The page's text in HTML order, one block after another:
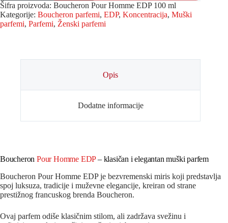
Šifra proizvoda: Boucheron Pour Homme EDP 100 ml
Kategorije: Boucheron parfemi, EDP, Koncentracija, Muški
parfemi, Parfemi, Ženski parfemi
Opis
Dodatne informacije
Boucheron Pour Homme EDP– klasičan i elegantan muški parfem
Boucheron Pour Homme EDP je bezvremenski miris koji predstavlja
spoj luksuza, tradicije i muževne elegancije, kreiran od strane
prestižnog francuskog brenda Boucheron.
Ovaj parfem odiše klasičnim stilom, ali zadržava svežinu i